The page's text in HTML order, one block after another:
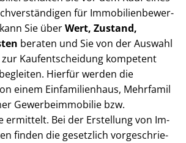
für Im­mo­bi­li­en­be­wer­
Sie überWert, Zustand,
beraten und Sie von der Auswahl
zur Kauf­ent­schei­dung kompetent
Hierfür werden die
einem Einfamilienhaus, Mehr­fa­mi­l
Ge­wer­be­im­mo­bi­lie bzw.
ermittelt. Bei der Erstellung von Im­
finden die gesetzlich vor­ge­schrie­